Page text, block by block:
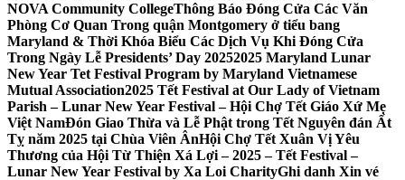
NOVA Community CollegeThông Báo Đóng Cửa Các Văn
Phòng Cơ Quan Trong quận Montgomery ở tiểu bang
Maryland & Thời Khóa Biểu Các Dịch Vụ Khi Đóng Cửa
Trong Ngày Lễ Presidents’ Day 20252025 Maryland Lunar
New Year Tet Festival Program by Maryland Vietnamese
Mutual Association2025 Tết Festival at Our Lady of Vietnam
Parish – Lunar New Year Festival – Hội Chợ Tết Giáo Xứ Mẹ
Việt NamĐón Giao Thừa và Lễ Phật trong Tết Nguyên đán Ất
Tỵ năm 2025 tại Chùa Viên ÂnHội Chợ Tết Xuân Vị Yêu
Thương của Hội Từ Thiện Xá Lợi – 2025 – Tết Festival –
Lunar New Year Festival by Xa Loi CharityGhi danh Xin vé